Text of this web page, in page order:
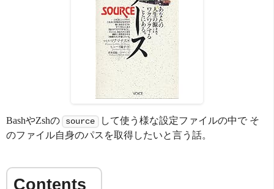
BashやZshの source
して使う様な設定ファイルの中で そ
のファイル自身のパスを取得したいと言う話。